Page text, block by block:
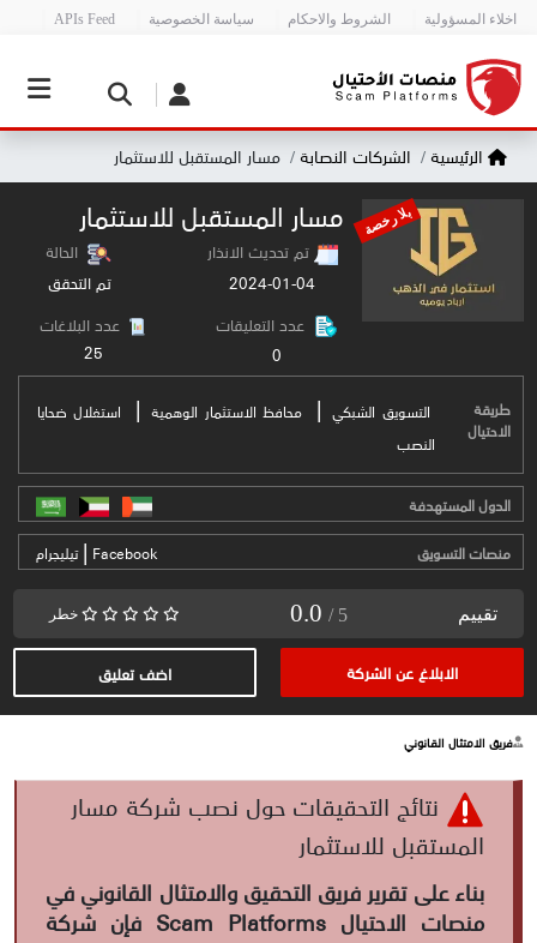
اخلاء المسؤولية الشروط والاحكام سياسة الخصوصية APIs Feed
الرئيسية الشركات النصابة مسار المستقبل للاستثمار
بلا رخصة مسار المستقبل للاستثمار
تم تحديث الانذار
2024-01-04
الحالة
تم التحقق
عدد التعليقات
0
عدد البلاغات
25
طريقة
الاحتيال
التسويق الشبكي | محافظ الاستثمار الوهمية |
استغلال ضحايا
النصب
الدول المستهدفة
منصات التسويق
Facebook
| تيليجرام
تقييم 0.0 / 5 خطر
الابلاغ عن الشركة اضف تعليق
فريق الامتثال القانوني
نتائج التحقيقات حول نصب شركة مسار
المستقبل للاستثمار
بناء على تقرير فريق التحقيق والامتثال القانوني في
منصات الاحتيال Scam Platforms فإن شركة